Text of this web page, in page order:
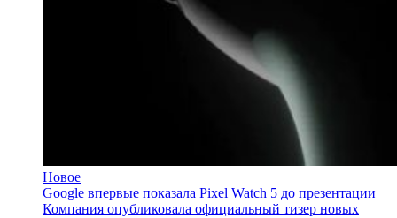
Новое
Google впервые показала Pixel Watch 5 до презентации
Компания опубликовала официальный тизер новых